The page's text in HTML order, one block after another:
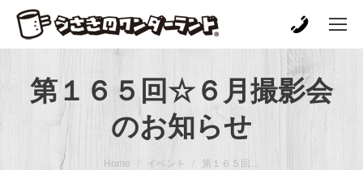
第１６５回☆６月撮影会
のお知らせ
You are here: Home イベント 第１６５回…